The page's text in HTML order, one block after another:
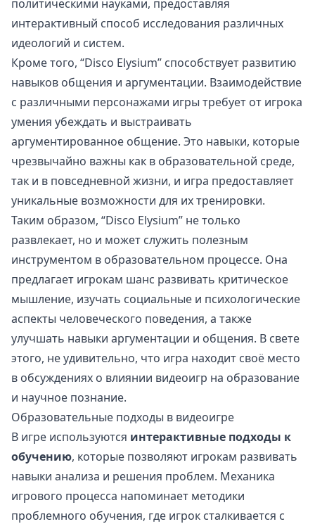
политическими науками, предоставляя
интерактивный способ исследования различных
идеологий и систем.
Кроме того, “Disco Elysium” способствует развитию
навыков общения и аргументации. Взаимодействие
с различными персонажами игры требует от игрока
умения убеждать и выстраивать
аргументированное общение. Это навыки, которые
чрезвычайно важны как в образовательной среде,
так и в повседневной жизни, и игра предоставляет
уникальные возможности для их тренировки.
Таким образом, “Disco Elysium” не только
развлекает, но и может служить полезным
инструментом в образовательном процессе. Она
предлагает игрокам шанс развивать критическое
мышление, изучать социальные и психологические
аспекты человеческого поведения, а также
улучшать навыки аргументации и общения. В свете
этого, не удивительно, что игра находит своё место
в обсуждениях о влиянии видеоигр на образование
и научное познание.
Образовательные подходы в видеоигре
В игре используются интерактивные подходы к
обучению, которые позволяют игрокам развивать
навыки анализа и решения проблем. Механика
игрового процесса напоминает методики
проблемного обучения, где игрок сталкивается с